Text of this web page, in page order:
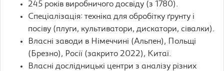
245 років виробничого досвіду (з 1780).
Спеціалізація: техніка для обробітку ґрунту і
посіву (плуги, культиватори, дискатори, сівалки).
Власні заводи в Німеччині (Альпен), Польщі
(Брезно), Росії (закрито 2022), Китаї.
Власні дослідницькі центри з аналізу різних